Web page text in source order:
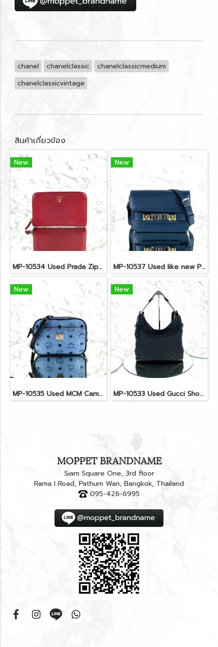
chanel chanelclassic
chanelclassicmedium
chanelclassicvintage
สินค้าเกี่ยวข้อง
New
MP-10534 Used Prada Zippy Medium Wallet In Fuoco Saffiano GHW
New
MP-10537 Used like new Proenza PS11 Mini
New
MP-10535 Used MCM Camera Bag In Blue Visetos SHW
New
MP-10533 Used Gucci Shoulder Bag GG Black Canvas Shw
MOPPET BRANDNAME
Siam Square One, 3rd floor
Rama I Road, Pathum Wan, Bangkok, Thailand
095-426-6995